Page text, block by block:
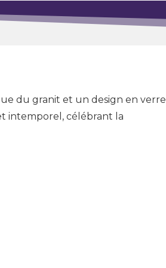
du granit et un design en verre
intemporel, célébrant la